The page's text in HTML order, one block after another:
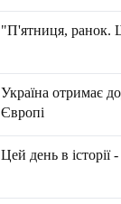
"П'ятниця, ранок.
Україна отримає
Європі
Цей день в історії